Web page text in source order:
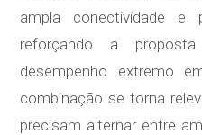
ampla conectividade
reforçando a
desempenho extremo
combinação se torna
precisam alternar entre